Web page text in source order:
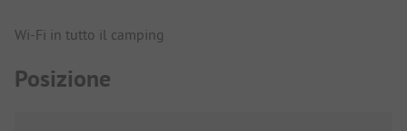
Wi-Fi in tutto il camping
Posizione